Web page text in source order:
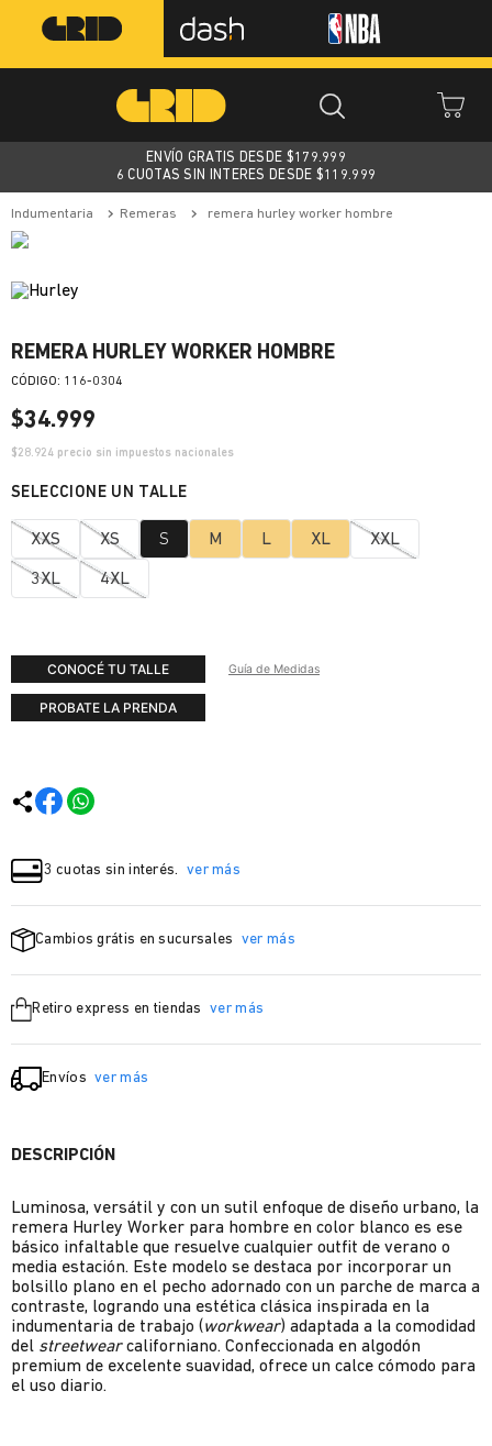
ENVÍO GRATIS DESDE $179.999
6 CUOTAS SIN INTERES DESDE $119.999
indumentaria remeras remera hurley worker hombre
REMERA HURLEY WORKER HOMBRE
: 116-0304
$34.999
$28.924 precio sin impuestos nacionales
XXS XS S M L XL XXL
3XL 4XL
CONOCÉ TU TALLE Guía de Medidas
PROBATE LA PRENDA
3 cuotas sin interés. ver más
Cambios grátis en sucursales ver más
Retiro express en tiendas ver más
Envíos ver más
DESCRIPCIÓN
Luminosa, versátil y con un sutil enfoque de diseño urbano, la
remera Hurley Worker para hombre en color blanco es ese
básico infaltable que resuelve cualquier outfit de verano o
media estación. Este modelo se destaca por incorporar un
bolsillo plano en el pecho adornado con un parche de marca a
contraste, logrando una estética clásica inspirada en la
indumentaria de trabajo (workwear) adaptada a la comodidad
del streetwearcaliforniano. Confeccionada en algodón
premium de excelente suavidad, ofrece un calce cómodo para
el uso diario.